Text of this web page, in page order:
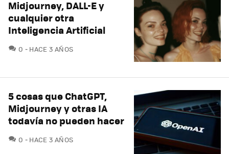
Midjourney, DALL-E y
cualquier otra
Inteligencia Artificial
0 COMENTARIOS
HACE 3 AÑOS
5 cosas que ChatGPT,
Midjourney y otras IA
todavía no pueden hacer
0 COMENTARIOS
HACE 3 AÑOS